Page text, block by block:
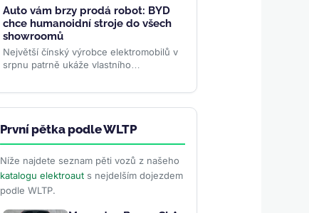
hybridy, elektromobily i ojetiny... >>
Auto vám brzy prodá robot: BYD
chce humanoidní stroje do všech
showroomů
Největší čínský výrobce elektromobilů v
srpnu patrně ukáže vlastního
předvádět vozy, oživovat...>>
První pětka podle WLTP
Níže najdete seznam pěti vozů z našeho
katalogu elektroauts nejdelším dojezdem
podle WLTP.